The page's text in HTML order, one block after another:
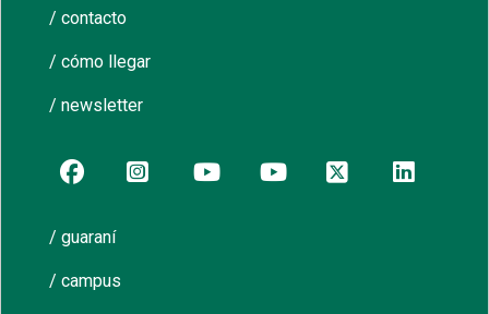
/ contacto
/ cómo llegar
/ newsletter
/ guaraní
/ campus